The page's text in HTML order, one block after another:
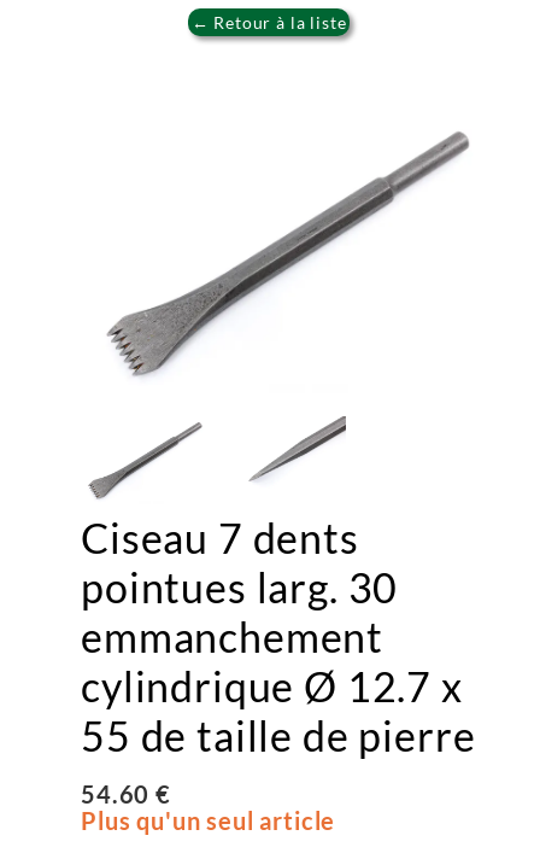
← Retour à la liste
Ciseau 7 dents
pointues larg. 30
emmanchement
cylindrique Ø 12.7 x
55 de taille de pierre
54.60 €
Plus qu'un seul article